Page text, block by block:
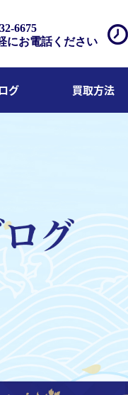
6675
にお電話ください
グ 買取方法